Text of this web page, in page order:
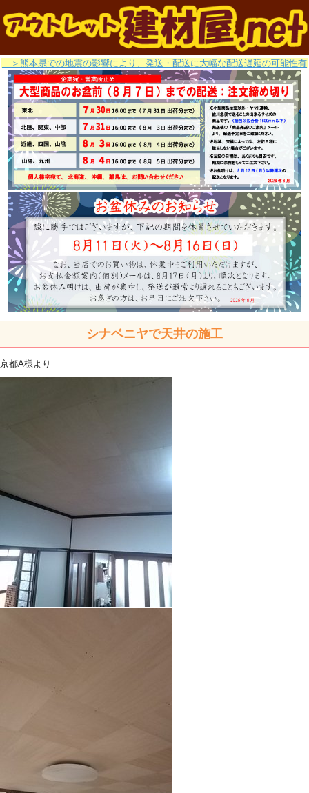
＞熊本県での地震の影響により、発送・配送に大幅な配送遅延の可能性有
シナベニヤで天井の施工
京都A様より